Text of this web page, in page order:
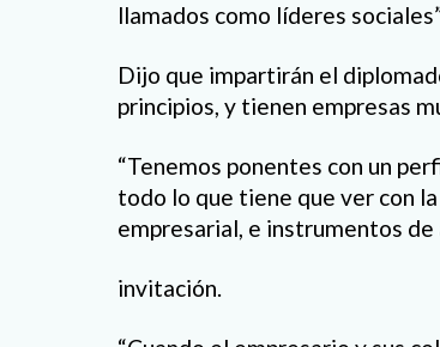
llamados como líderes
Dijo que impartirán el
principios, y tienen empresas
“Tenemos ponentes con un
todo lo que tiene que ver con
empresarial, e instrumentos
invitación.